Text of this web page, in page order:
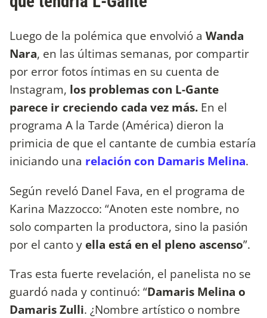
Luego de la polémica que envolvió a Wanda
Nara, en las últimas semanas, por compartir
por error fotos íntimas en su cuenta de
Instagram, los problemas con L-Gante
parece ir creciendo cada vez más. En el
programa A la Tarde (América) dieron la
primicia de que el cantante de cumbia estaría
iniciando una relación con Damaris Melina.
Según reveló Danel Fava, en el programa de
Karina Mazzocco: “Anoten este nombre, no
solo comparten la productora, sino la pasión
por el canto y ella está en el pleno ascenso”.
Tras esta fuerte revelación, el panelista no se
guardó nada y continuó: “Damaris Melina o
Damaris Zulli. ¿Nombre artístico o nombre